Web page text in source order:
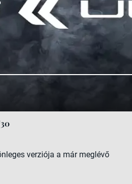
verziója a már meglévő